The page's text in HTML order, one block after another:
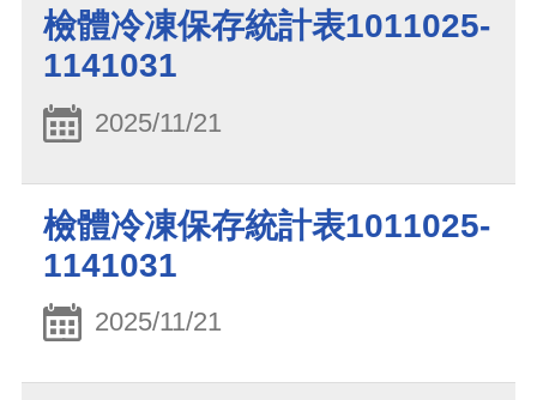
檢體冷凍保存統計表1011025-
1141031
2025/11/21
檢體冷凍保存統計表1011025-
1141031
2025/11/21